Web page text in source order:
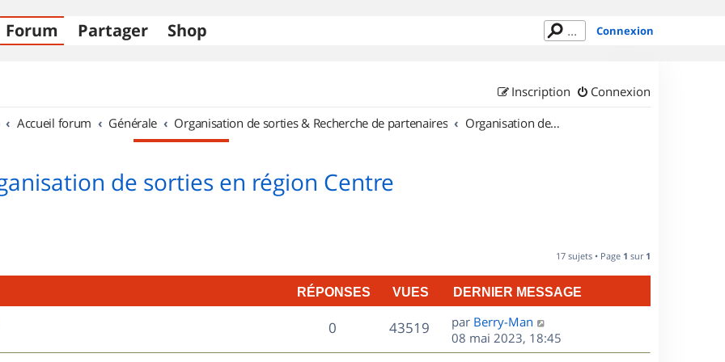
Forum Partager Shop Connexion
Connexion
Inscription
Accueil forum Générale Organisation de sorties & Recherche de partenaires Organisation de sorties en région Centre
de sorties en région Centre
17 sujets • Page 1 sur 1
RÉPONSES VUES DERNIER MESSAGE
0R
é
43519V
u
D
e
r
par Berry-Man
08 mai 2023, 18:45